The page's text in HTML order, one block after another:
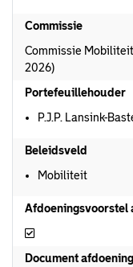
Commissie
Commissie
2026)
Portefeuillehouder
P.J.P. Lansink-
Beleidsveld
Mobiliteit
Afdoeningsvoorstel
Afdoeningsvoorstel
Document afdoening